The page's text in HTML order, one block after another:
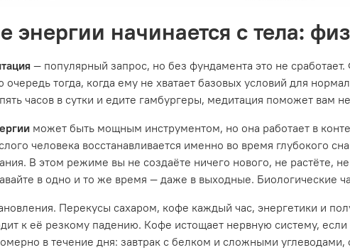
энергии начинается с тела:
— популярный запрос, но без фундамента это не
очередь тогда, когда ему не хватает базовых условий для
часов в сутки и едите гамбургеры, медитация поможет вам
может быть мощным инструментом, но она работает в
человека восстанавливается именно во время глубокого
В этом режиме вы не создаёте ничего нового, не растёте,
в одно и то же время — даже в выходные. Биологические
Перекусы сахаром, кофе каждый час, энергетики и
к её резкому падению. Кофе истощает нервную систему,
в течение дня: завтрак с белком и сложными